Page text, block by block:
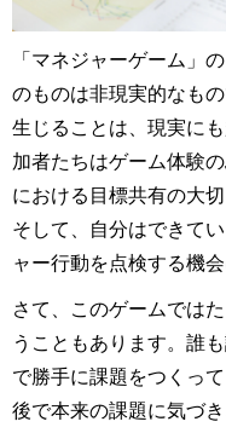
「マネジャーゲーム」
のものは非現実的なも
生じることは、現実に
加者たちはゲーム体験
における目標共有の大
そして、自分はできて
ャー行動を点検する機会
さて、このゲームでは
うこともあります。誰
で勝手に課題をつくっ
後で本来の課題に気づ